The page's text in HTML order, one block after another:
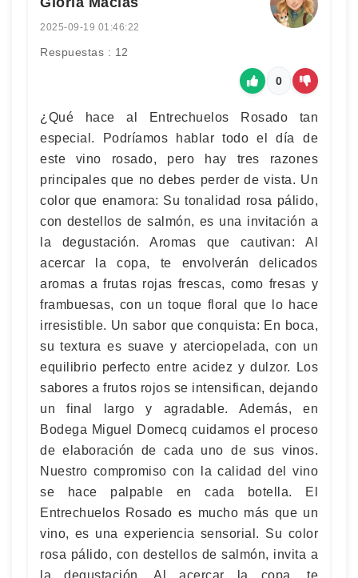
2025-09-19 01:46:22
Respuestas : 12
0
¿Qué hace al Entrechuelos Rosado tan
especial. Podríamos hablar todo el día de
este vino rosado, pero hay tres razones
principales que no debes perder de vista. Un
color que enamora: Su tonalidad rosa pálido,
con destellos de salmón, es una invitación a
la degustación. Aromas que cautivan: Al
acercar la copa, te envolverán delicados
aromas a frutas rojas frescas, como fresas y
frambuesas, con un toque floral que lo hace
irresistible. Un sabor que conquista: En boca,
su textura es suave y aterciopelada, con un
equilibrio perfecto entre acidez y dulzor. Los
sabores a frutos rojos se intensifican, dejando
un final largo y agradable. Además, en
Bodega Miguel Domecq cuidamos el proceso
de elaboración de cada uno de sus vinos.
Nuestro compromiso con la calidad del vino
se hace palpable en cada botella. El
Entrechuelos Rosado es mucho más que un
vino, es una experiencia sensorial. Su color
rosa pálido, con destellos de salmón, invita a
la degustación. Al acercar la copa, te